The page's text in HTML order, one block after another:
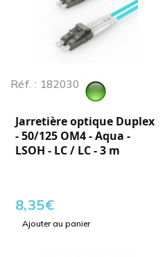
Réf. : 182030
Jarretière optique Duplex
- 50/125 OM4 - Aqua -
LSOH - LC / LC - 3 m
8,35€
Ajouter au panier